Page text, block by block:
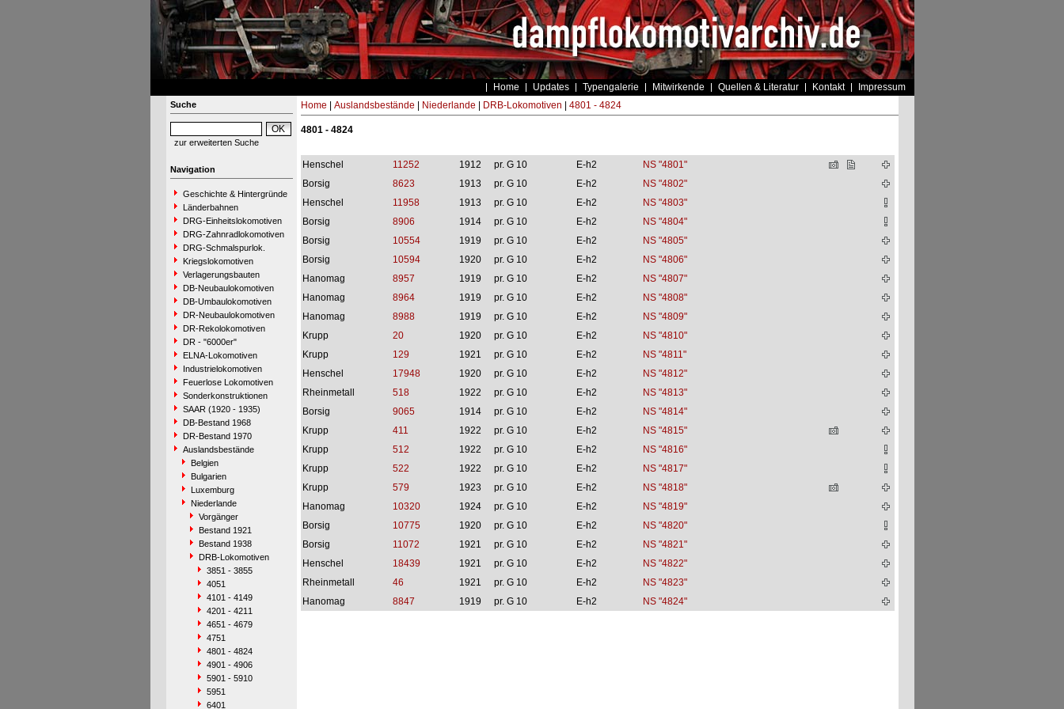
Home Updates Typengalerie Mitwirkende Quellen & Literatur Kontakt Impressum
Suche
zur erweiterten Suche
Navigation
Geschichte & Hintergründe
Länderbahnen
DRG-Einheitslokomotiven
DRG-Zahnradlokomotiven
DRG-Schmalspurlok.
Kriegslokomotiven
Verlagerungsbauten
DB-Neubaulokomotiven
DB-Umbaulokomotiven
DR-Neubaulokomotiven
DR-Rekolokomotiven
DR - "6000er"
ELNA-Lokomotiven
Industrielokomotiven
Feuerlose Lokomotiven
Sonderkonstruktionen
SAAR (1920 - 1935)
DB-Bestand 1968
DR-Bestand 1970
Auslandsbestände
Belgien
Bulgarien
Luxemburg
Niederlande
Vorgänger
Bestand 1921
Bestand 1938
DRB-Lokomotiven
3851 - 3855
4051
4101 - 4149
4201 - 4211
4651 - 4679
4751
4801 - 4824
4901 - 4906
5901 - 5910
5951
6401
Home Auslandsbestände Niederlande DRB-Lokomotiven 4801 - 4824
4801 - 4824
Henschel 11252 1912 pr. G 10 E-h2
NS "4801"
Borsig
8623 1913 pr. G 10 E-h2
NS "4802"
Henschel
11958 1913 pr. G 10 E-h2
NS "4803"
Borsig
8906 1914 pr. G 10 E-h2
NS "4804"
Borsig
10554 1919 pr. G 10 E-h2
NS "4805"
Borsig
10594 1920 pr. G 10 E-h2
NS "4806"
Hanomag
8957 1919 pr. G 10 E-h2
NS "4807"
Hanomag
8964 1919 pr. G 10 E-h2
NS "4808"
Hanomag
8988 1919 pr. G 10 E-h2
NS "4809"
Krupp
20 1920 pr. G 10 E-h2
NS "4810"
Krupp
129 1921 pr. G 10 E-h2
NS "4811"
Henschel
17948 1920 pr. G 10 E-h2
NS "4812"
Rheinmetall
518 1922 pr. G 10 E-h2
NS "4813"
Borsig
9065 1914 pr. G 10 E-h2
NS "4814"
Krupp
411 1922 pr. G 10 E-h2
NS "4815"
Krupp
512 1922 pr. G 10 E-h2
NS "4816"
Krupp
522 1922 pr. G 10 E-h2
NS "4817"
Krupp
579 1923 pr. G 10 E-h2
NS "4818"
Hanomag
10320 1924 pr. G 10 E-h2
NS "4819"
Borsig
10775 1920 pr. G 10 E-h2
NS "4820"
Borsig
11072 1921 pr. G 10 E-h2
NS "4821"
Henschel
18439 1921 pr. G 10 E-h2
NS "4822"
Rheinmetall
46 1921 pr. G 10 E-h2
NS "4823"
Hanomag
8847 1919 pr. G 10 E-h2 NS "4824"